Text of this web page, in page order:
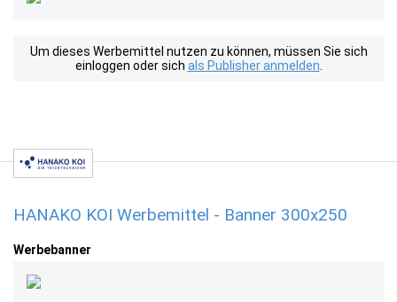
Um dieses Werbemittel nutzen zu können, müssen Sie sich
einloggen oder sich als Publisher anmelden
HANAKO KOI Werbemittel - Banner 300x250
Werbebanner